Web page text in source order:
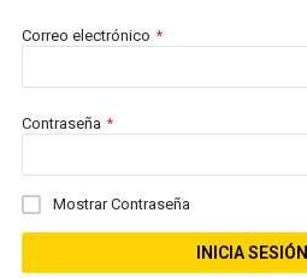
Correo electrónico
Contraseña
Mostrar Contraseña
INICIA SESIÓN